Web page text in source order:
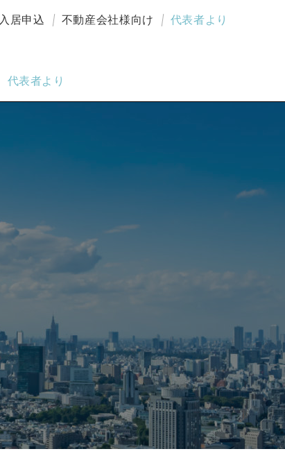
代表者より
入居申込 不動産会社様向け 代表者より